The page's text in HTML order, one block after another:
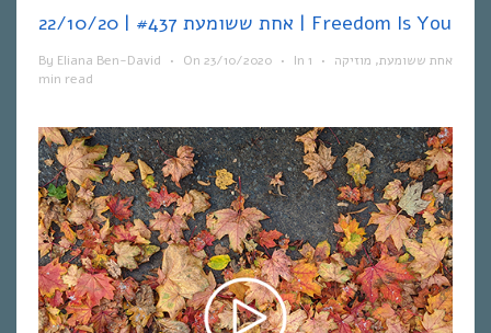
אחת ששומעת #437 | 22/10/20 | Freedom Is You
By Eliana Ben-David • On 23/10/2020 • In אחת ששומעת, מוזיקה •
1
min read